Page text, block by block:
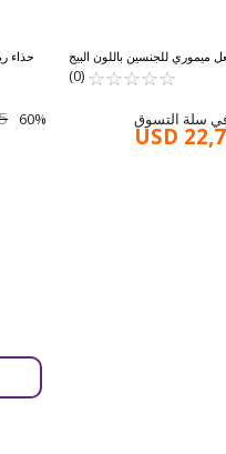
ميموري للجنسين باللون البيج
573 World M
☆
☆
☆
☆
☆ ★
★
★
★
★
(0)
USD
حذاء
60% خصم في سلة التسوق